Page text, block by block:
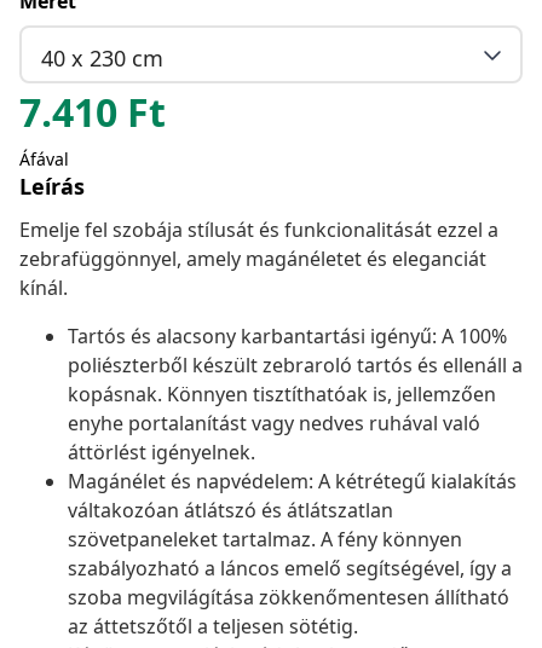
40 x 230 cm
7.410 Ft
Áfával
Leírás
Emelje fel szobája stílusát és funkcionalitását ezzel a
zebrafüggönnyel, amely magánéletet és eleganciát
kínál.
Tartós és alacsony karbantartási igényű: A 100%
poliészterből készült zebraroló tartós és ellenáll a
kopásnak. Könnyen tisztíthatóak is, jellemzően
enyhe portalanítást vagy nedves ruhával való
áttörlést igényelnek.
Magánélet és napvédelem: A kétrétegű kialakítás
váltakozóan átlátszó és átlátszatlan
szövetpaneleket tartalmaz. A fény könnyen
szabályozható a láncos emelő segítségével, így a
szoba megvilágítása zökkenőmentesen állítható
az áttetszőtől a teljesen sötétig.